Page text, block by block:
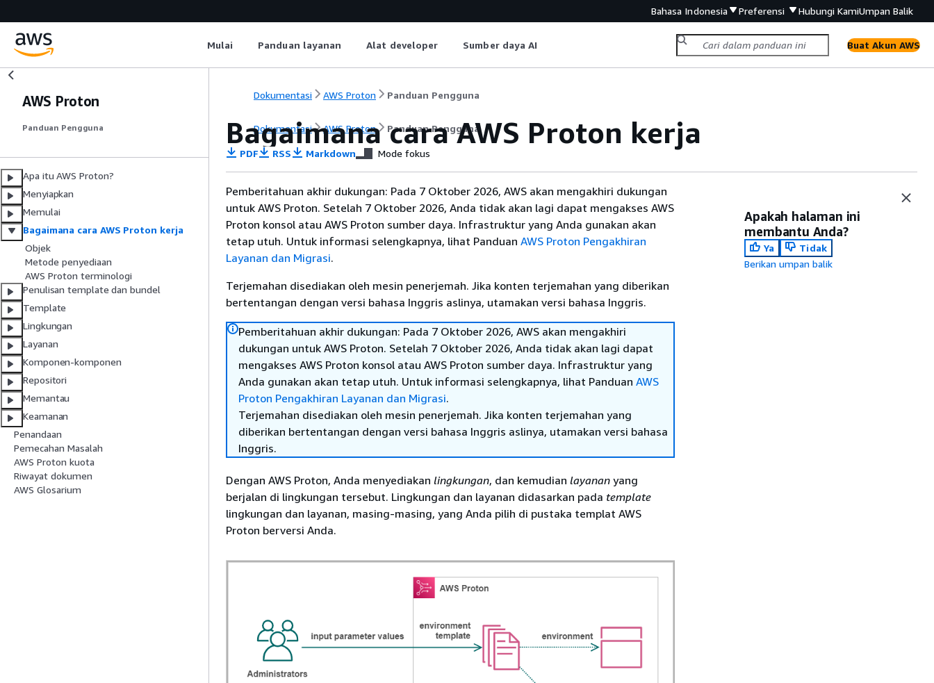
Bahasa Indonesia Preferensi Hubungi KamiUmpan Balik
Mulai Panduan layanan Alat developer Sumber daya AI Buat Akun AWS
AWS Proton
Panduan Pengguna
Apa itu AWS Proton?
Menyiapkan
Memulai
Bagaimana cara AWS Proton kerja
Objek
Metode penyediaan
AWS Proton terminologi
Penulisan template dan bundel
Template
Lingkungan
Layanan
Komponen-komponen
Repositori
Memantau
Keamanan
Penandaan
Pemecahan Masalah
AWS Proton kuota
Riwayat dokumen
AWS Glosarium
Dokumentasi AWS Proton Panduan Pengguna
Dokumentasi AWS Proton Panduan Pengguna
Bagaimana cara AWS Proton kerja
PDF RSS Markdown Mode fokus
Pemberitahuan akhir dukungan: Pada 7 Oktober 2026, AWS akan mengakhiri dukungan
untuk AWS Proton. Setelah 7 Oktober 2026, Anda tidak akan lagi dapat mengakses AWS
Proton konsol atau AWS Proton sumber daya. Infrastruktur yang Anda gunakan akan
tetap utuh. Untuk informasi selengkapnya, lihat Panduan AWS Proton Pengakhiran
Layanan dan Migrasi.
Terjemahan disediakan oleh mesin penerjemah. Jika konten terjemahan yang diberikan
bertentangan dengan versi bahasa Inggris aslinya, utamakan versi bahasa Inggris.
Pemberitahuan akhir dukungan: Pada 7 Oktober 2026, AWS akan mengakhiri
dukungan untuk AWS Proton. Setelah 7 Oktober 2026, Anda tidak akan lagi dapat
mengakses AWS Proton konsol atau AWS Proton sumber daya. Infrastruktur yang
Anda gunakan akan tetap utuh. Untuk informasi selengkapnya, lihat Panduan AWS
Proton Pengakhiran Layanan dan Migrasi.
Terjemahan disediakan oleh mesin penerjemah. Jika konten terjemahan yang
diberikan bertentangan dengan versi bahasa Inggris aslinya, utamakan versi bahasa
Inggris.
Dengan AWS Proton, Anda menyediakan lingkungan, dan kemudian layanan yang
berjalan di lingkungan tersebut. Lingkungan dan layanan didasarkan pada template
lingkungan dan layanan, masing-masing, yang Anda pilih di pustaka templat AWS
Proton berversi Anda.
Apakah halaman ini
membantu Anda?
Ya
Tidak
Berikan umpan balik